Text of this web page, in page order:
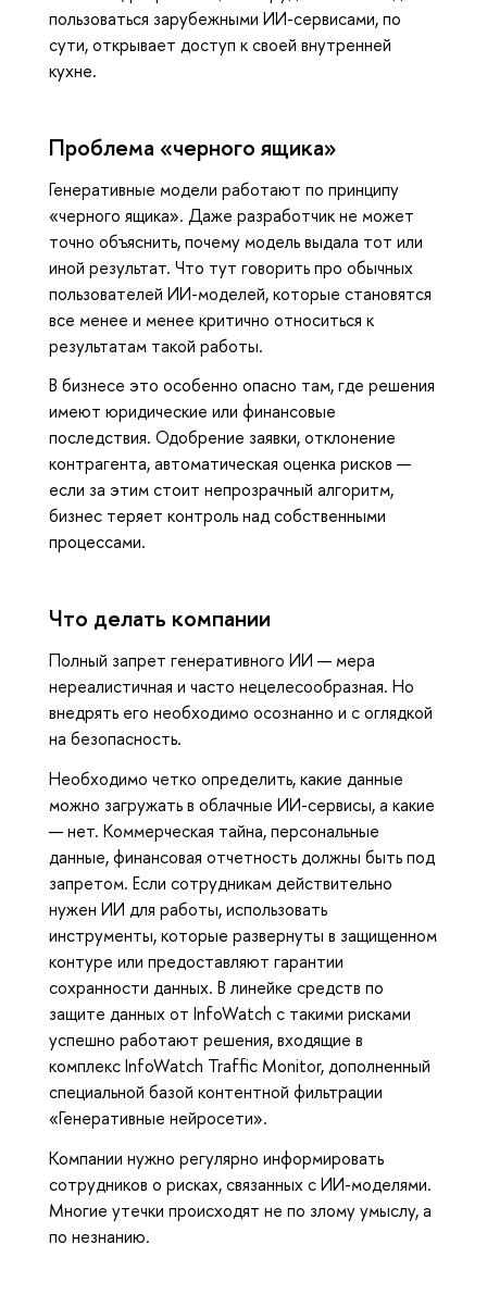
пользоваться зарубежными ИИ-сервисами, по
сути, открывает доступ к своей внутренней
кухне.
Проблема «черного ящика»
Генеративные модели работают по принципу
«черного ящика». Даже разработчик не может
точно объяснить, почему модель выдала тот или
иной результат. Что тут говорить про обычных
пользователей ИИ-моделей, которые становятся
все менее и менее критично относиться к
результатам такой работы.
В бизнесе это особенно опасно там, где решения
имеют юридические или финансовые
последствия. Одобрение заявки, отклонение
контрагента, автоматическая оценка рисков —
если за этим стоит непрозрачный алгоритм,
бизнес теряет контроль над собственными
процессами.
Что делать компании
Полный запрет генеративного ИИ — мера
нереалистичная и часто нецелесообразная. Но
внедрять его необходимо осознанно и с оглядкой
на безопасность.
Необходимо четко определить, какие данные
можно загружать в облачные ИИ-сервисы, а какие
— нет. Коммерческая тайна, персональные
данные, финансовая отчетность должны быть под
запретом. Если сотрудникам действительно
нужен ИИ для работы, использовать
инструменты, которые развернуты в защищенном
контуре или предоставляют гарантии
сохранности данных. В линейке средств по
защите данных от InfoWatch с такими рисками
успешно работают решения, входящие в
комплекс InfoWatch Traffic Monitor, дополненный
специальной базой контентной фильтрации
«Генеративные нейросети».
Компании нужно регулярно информировать
сотрудников о рисках, связанных с ИИ-моделями.
Многие утечки происходят не по злому умыслу, а
по незнанию.